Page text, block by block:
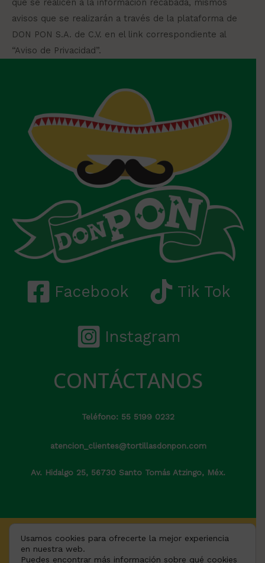
que se realicen a la información recabada, mismos
avisos que se realizarán a través de la plataforma de
DON PON S.A. de C.V. en el link correspondiente al
“Aviso de Privacidad”.
Facebook Tik Tok
Instagram
CONTÁCTANOS
Teléfono: 55 5199 0232
atencion_clientes@tortillasdonpon.com
Av. Hidalgo 25, 56730 Santo Tomás Atzingo, Méx.
Usamos cookies para ofrecerte la mejor experiencia
en nuestra web.
Puedes encontrar más información sobre qué cookies